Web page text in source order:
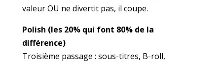
valeur OU ne divertit pas, il coupe.
Polish (les 20% qui font 80% de la
différence)
Troisième passage : sous-titres, B-roll,